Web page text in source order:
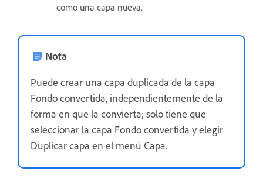
como una capa nueva.
Nota
Puede crear una capa duplicada de la capa
Fondo convertida, independientemente de la
forma en que la convierta; solo tiene que
seleccionar la capa Fondo convertida y elegir
Duplicar capa en el menú Capa.